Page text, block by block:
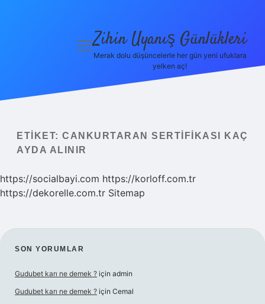
Politikası
Yasal Uyarı
menüyü
Zihin Uyanış Günlükleri
Merak dolu düşüncelerle her gün yeni ufuklara
yelken aç!
ETIKET: CANKURTARAN SERTIFIKASI KAÇ
AYDA ALINIR
https://socialbayi.com https://korloff.com.tr
https://dekorelle.com.tr Sitemap
SIDEBAR
SON YORUMLAR
Gudubet karı ne demek ? için admin
Gudubet karı ne demek ? için Cemal